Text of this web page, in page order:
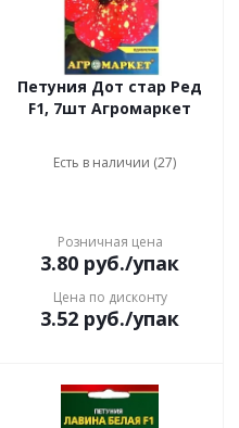
Петуния Дот стар Ред
F1, 7шт Агромаркет
Есть в наличии (27)
Розничная цена
3.80 руб./упак
Цена по дисконту
3.52 руб./упак